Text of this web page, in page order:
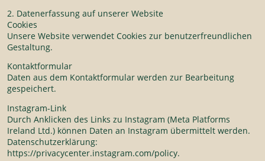
2. Datenerfassung auf unserer Website
Cookies
Unsere Website verwendet Cookies zur benutzerfreundlichen
Gestaltung.
Kontaktformular
Daten aus dem Kontaktformular werden zur Bearbeitung
gespeichert.
Instagram-Link
Durch Anklicken des Links zu Instagram (Meta Platforms
Ireland Ltd.) können Daten an Instagram übermittelt werden.
Datenschutzerklärung:
https://privacycenter.instagram.com/policy.